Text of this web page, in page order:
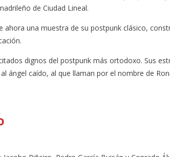
de Ciudad Lineal.
una muestra de su postpunk clásico,
dignos del postpunk más ortodoxo. Sus
caído, al que llaman por el nombre de